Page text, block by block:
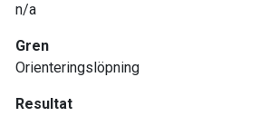
n/a
Gren
Orienteringslöpning
Resultat